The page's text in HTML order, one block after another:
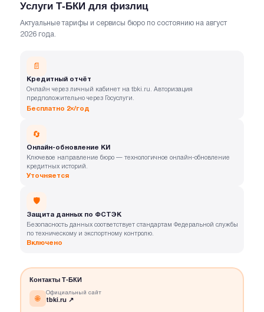
Услуги Т-БКИ для физлиц
Актуальные тарифы и сервисы бюро по состоянию на август
2026 года.
📄
Кредитный отчёт
Онлайн через личный кабинет на tbki.ru. Авторизация
предположительно через Госуслуги.
Бесплатно 2×/год
🔄
Онлайн-обновление КИ
Ключевое направление бюро — технологичное онлайн-обновление
кредитных историй.
Уточняется
🛡️
Защита данных по ФСТЭК
Безопасность данных соответствует стандартам Федеральной службы
по техническому и экспортному контролю.
Включено
Контакты Т-БКИ
🌐
Официальный сайт
tbki.ru ↗